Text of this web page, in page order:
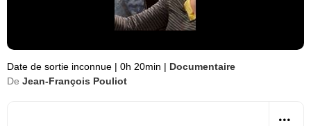
Date de sortie inconnue | 0h 20min | Documentaire
De Jean-François Pouliot